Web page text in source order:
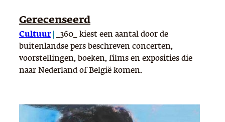
Gerecenseerd
Cultuur
_360_ kiest een aantal door de
buitenlandse pers beschreven concerten,
voorstellingen, boeken, films en exposities die
naar Nederland of België komen.